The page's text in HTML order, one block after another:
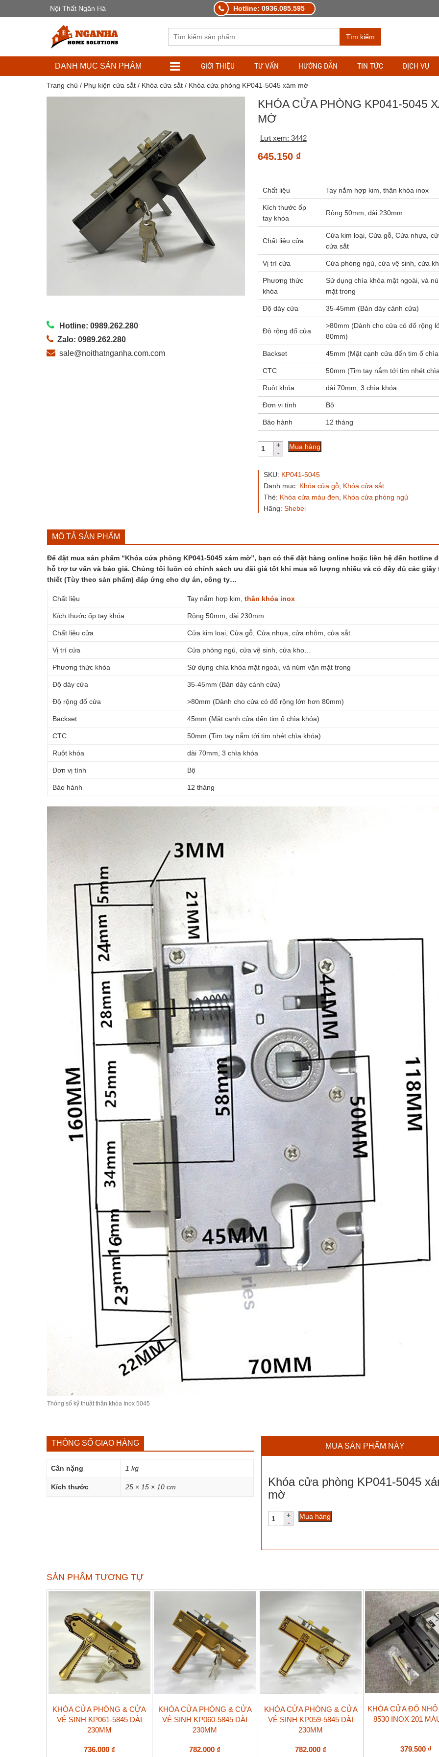
Nội Thất Ngân Hà Hotline: 0936.085.595
Tìm kiếm
DANH MỤC SẢN PHẨM GIỚI THIỆU TƯ VẤN HƯỚNG DẪN TIN TỨC DỊCH VỤ
Trang chủ / Phụ kiện cửa sắt/ Khóa cửa sắt/ Khóa cửa phòng KP041-5045 xám mờ
Hotline: 0989.262.280
Zalo: 0989.262.280
sale@noithatnganha.com.com
KHÓA CỬA PHÒNG KP041-5045
MỜ
Lưt xem: 3442
645.150 ₫
Chất liệu Tay nắm hợp kim, thân khóa inox
Kích thước ốp
tay khóa
Rộng 50mm, dài 230mm
Chất liệu cửa
Cửa kim loại, Cửa gỗ, Cửa nhựa,
cửa sắt
Vị trí cửa Cửa phòng ngủ, cửa vệ sinh, cửa
Phương thức
khóa
Sử dụng chìa khóa mặt ngoài, và
mặt trong
Độ dày cửa 35-45mm (Bản dày cánh cửa)
Độ rộng đố cửa
>80mm (Dành cho cửa có đố rộng
80mm)
Backset 45mm (Mặt cạnh cửa đến tim ổ
CTC 50mm (Tim tay nắm tới tim nhét
Ruột khóa dài 70mm, 3 chìa khóa
Đơn vị tính Bộ
Bảo hành 12 tháng
Khóa
KP041-
xám
mờ
số
Mua hàng
SKU: KP041-5045
Danh mục: Khóa cửa gỗ, Khóa cửa sắt
Thẻ: Khóa cửa màu đen
Khóa cửa phòng ngủ
Hãng: Shebei
MÔ TẢ SẢN PHẨM
Để đặt mua sản phẩm “Khóa cửa phòng KP041-5045 xám mờ”, bạn có thể đặt hàng online hoặc liên hệ đến hotline
hỗ trợ tư vấn và báo giá. Chúng tôi luôn có chính sách ưu đãi giá tốt khi mua số lượng nhiều và có đầy đủ các giấy
thiết (Tùy theo sản phẩm) đáp ứng cho dự án, công ty…
Chất liệu Tay nắm hợp kim, thân khóa inox
Kích thước ốp tay khóa Rộng 50mm, dài 230mm
Chất liệu cửa Cửa kim loại, Cửa gỗ, Cửa nhựa, cửa nhôm, cửa sắt
Vị trí cửa Cửa phòng ngủ, cửa vệ sinh, cửa kho…
Phương thức khóa Sử dụng chìa khóa mặt ngoài, và núm vặn mặt trong
Độ dày cửa 35-45mm (Bản dày cánh cửa)
Độ rộng đố cửa >80mm (Dành cho cửa có đố rộng lớn hơn 80mm)
Backset 45mm (Mặt cạnh cửa đến tim ổ chìa khóa)
CTC 50mm (Tim tay nắm tới tim nhét chìa khóa)
Ruột khóa dài 70mm, 3 chìa khóa
Đơn vị tính Bộ
Bảo hành 12 tháng
Thông số kỹ thuật thân khóa Inox 5045
THÔNG SỐ GIAO HÀNG
Cân nặng 1 kg
Kích thước 25 × 15 × 10 cm
MUA SẢN PHẨM NÀY
Khóa cửa phòng KP041-5045
mờ
Khóa
cửa
5045
Mua hàng
SẢN PHẨM TƯƠNG TỰ
KHÓA CỬA PHÒNG & CỬA
VỆ SINH KP061-5845 DÀI
230MM
736.000 ₫
KHÓA CỬA PHÒNG & CỬA
VỆ SINH KP060-5845 DÀI
230MM
782.000 ₫
KHÓA CỬA PHÒNG & CỬA
VỆ SINH KP059-5845 DÀI
230MM
782.000 ₫
KHÓA CỬA ĐỐ
8530 INOX 201
379.500 ₫